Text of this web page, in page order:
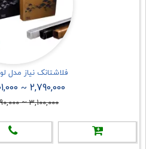
فلاشتانک نیاز مدل
2,790,000
~
3,100,000
~